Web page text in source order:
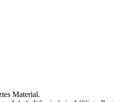
Material.